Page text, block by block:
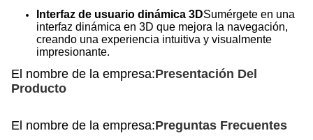
Interfaz de usuario dinámica 3DSumérgete en una
interfaz dinámica en 3D que mejora la navegación,
creando una experiencia intuitiva y visualmente
impresionante.
El nombre de la empresa:Presentación Del
Producto
El nombre de la empresa:Preguntas Frecuentes